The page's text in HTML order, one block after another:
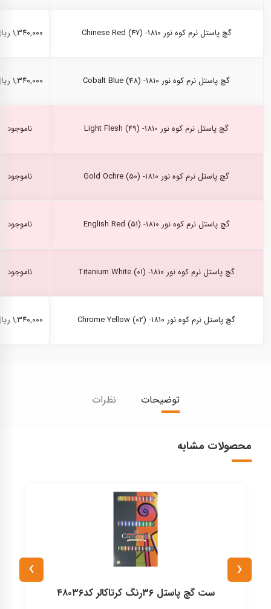
گچ پاستل نرم کوه نور Chinese Red (47) -1810 ۱,۳۴۰,۰۰۰ ریال
گچ پاستل نرم کوه نور Cobalt Blue (48) -1810 ۱,۳۴۰,۰۰۰ ریال
گچ پاستل نرم کوه نور Light Flesh (49) -1810 ناموجود
گچ پاستل نرم کوه نور Gold Ochre (50) -1810 ناموجود
گچ پاستل نرم کوه نور English Red (51) -1810 ناموجود
گچ پاستل نرم کوه نور Titanium White (01) -1810 ناموجود
گچ پاستل نرم کوه نور Chrome Yellow (02) -1810 ۱,۳۴۰,۰۰۰ ریال
توضیحات نظرات
محصولات مشابه
ست گچ پاستل ۳۶رنگ کرتاکالر کد۴۸۰۳۶
‹
›